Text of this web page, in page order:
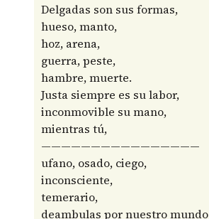
Delgadas son sus formas,
hueso, manto,
hoz, arena,
guerra, peste,
hambre, muerte.
Justa siempre es su labor,
inconmovible su mano,
mientras tú,
————————————————
ufano, osado, ciego,
inconsciente,
temerario,
deambulas por nuestro mundo